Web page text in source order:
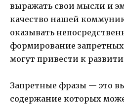
выражать свои мысли и
качество нашей
оказывать
формирование
могут привести к
Запретные фразы — это
содержание которых